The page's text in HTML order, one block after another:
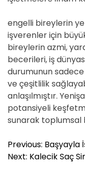
engelli bireylerin
işverenler için
bireylerin azmi,
becerileri, iş
durumunun sadece
ve çeşitlilik
anlaşılmıştır.
potansiyeli
sunarak toplumsal
Y
a
Previous: Başyayla
Next: Kalecik Saç